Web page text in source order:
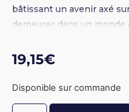
bâtissant un avenir axé
demeurer dans un
du désespoir et, surtout, il
nous élever vers
nous sommes. Broché 14 x
19,15€
Disponible sur commande